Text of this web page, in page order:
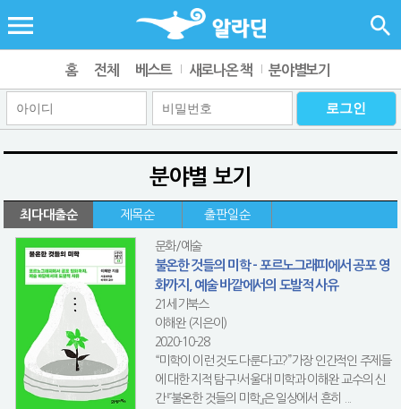
홈 전체 베스트 새로나온 책 분야별보기
분야별 보기
최다대출순 제목순 출판일순
문화/예술
불온한 것들의 미학 - 포르노그래피에서 공포 영
화까지, 예술 바깥에서의 도발적 사유
21세기북스
이해완 (지은이)
2020-10-28
“미학이 이런 것도 다룬다고?”가장 인간적인 주제들
에 대한 지적 탐구!서울대 미학과 이해완 교수의 신
간 『불온한 것들의 미학』은 일상에서 흔히 ...